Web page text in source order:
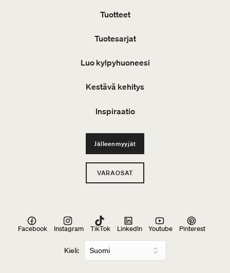
Tuotteet
Tuotesarjat
Luo kylpyhuoneesi
Kestävä kehitys
Inspiraatio
Jälleenmyyjät
VARAOSAT
Kieli:
Facebook Instagram TikTok LinkedIn Youtube Pinterest